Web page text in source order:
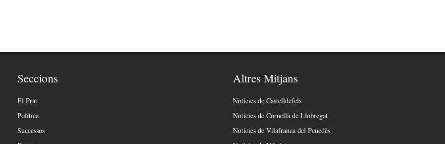
Seccions
El Prat
Política
Successos
Altres Mitjans
Notícies de Castelldefels
Notícies de Cornellà de Llobregat
Notícies de Vilafranca del Penedès